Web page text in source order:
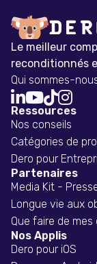
Le meilleur
reconditionnés
Qui sommes-

Ressources
Nos conseils
Catégories de
Dero pour
Partenaires
Media Kit -
Longue vie aux
Que faire de
Nos Applis
Dero pour iOS